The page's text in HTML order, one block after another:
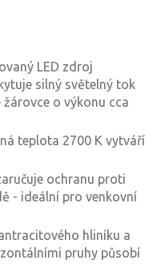
LED zdroj
silný světelný tok
o výkonu cca
teplota 2700 K vytváří
ochranu proti
- ideální pro venkovní
hliníku a
pruhy působí